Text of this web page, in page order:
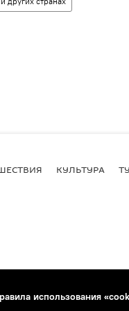
КУЛЬТУРА
использования